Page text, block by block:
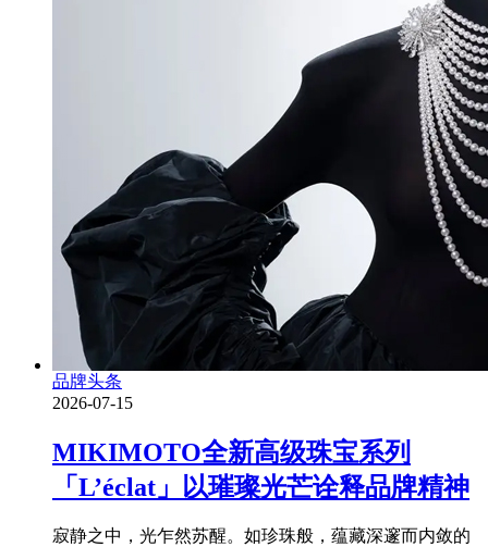
品牌头条
2026-07-15
MIKIMOTO全新高级珠宝系列
「L’éclat」以璀璨光芒诠释品牌精神
寂静之中，光乍然苏醒。如珍珠般，蕴藏深邃而内敛的